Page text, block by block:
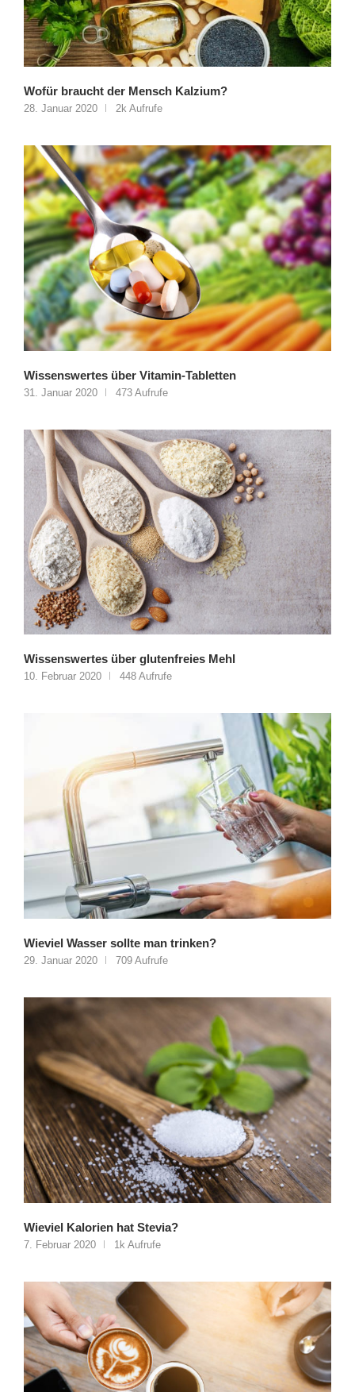
Wofür braucht der Mensch Kalzium?
28. Januar 2020 2k Aufrufe
Wissenswertes über Vitamin-Tabletten
31. Januar 2020 473 Aufrufe
Wissenswertes über glutenfreies Mehl
10. Februar 2020 448 Aufrufe
Wieviel Wasser sollte man trinken?
29. Januar 2020 709 Aufrufe
Wieviel Kalorien hat Stevia?
7. Februar 2020 1k Aufrufe